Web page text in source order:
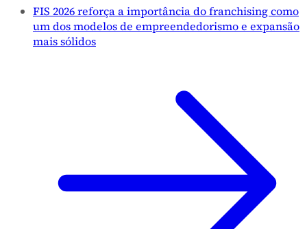
FIS 2026 reforça a importância do franchising como
um dos modelos de empreendedorismo e expansão
mais sólidos